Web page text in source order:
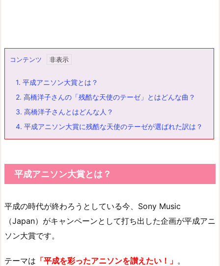
コンテンツ
1. 平成アニソン大賞とは？
2. 高橋洋子さんの「残酷な天使のテーゼ」とはどんな曲？
3. 高橋洋子さんとはどんな人？
4. 平成アニソン大賞に残酷な天使のテーゼが選ばれた訳は？
平成アニソン大賞とは？
平成の時代が終わろうとしている今、Sony Music
（Japan）がキャンペーンとして打ち出した企画が平成アニ
ソン大賞です。
テーマは 「平成を彩ったアニソンを讃えたい！」 。